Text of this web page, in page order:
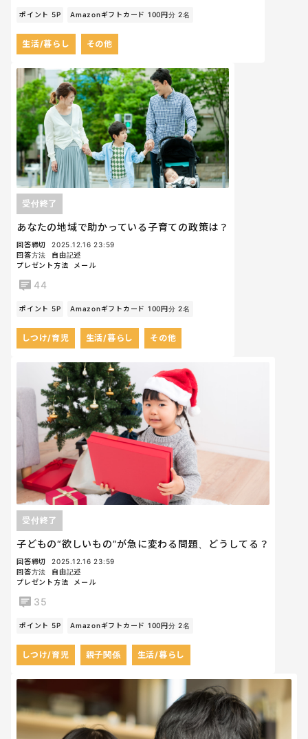
ポイント 5P Amazonギフトカード 100円分 2名
生活/暮らし その他
あなたの地域で助かっている子育ての政策は？
受付終了
回答締切
2025.12.16 23:59
回答方法
自由記述
プレゼント方法
メール
44
ポイント 5P Amazonギフトカード 100円分 2名
しつけ/育児 生活/暮らし その他
子どもの“欲しいもの”が急に変わる問題、どうしてる？
受付終了
回答締切
2025.12.16 23:59
回答方法
自由記述
プレゼント方法
メール
35
ポイント 5P Amazonギフトカード 100円分 2名
しつけ/育児 親子関係 生活/暮らし